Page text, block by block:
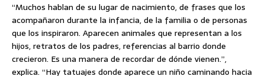
“Muchos hablan de su lugar de nacimiento, de frases que los
acompañaron durante la infancia, de la familia o de personas
que los inspiraron. Aparecen animales que representan a los
hijos, retratos de los padres, referencias al barrio donde
crecieron. Es una manera de recordar de dónde vienen.”,
explica. “Hay tatuajes donde aparece un niño caminando hacia